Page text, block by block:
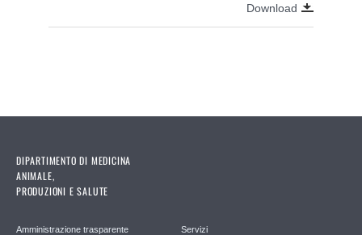
Download
DIPARTIMENTO DI MEDICINA
ANIMALE,
PRODUZIONI E SALUTE
Amministrazione trasparente Servizi